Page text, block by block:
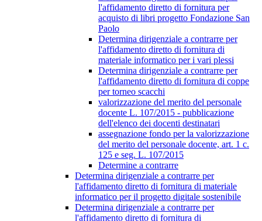
l'affidamento diretto di fornitura per
acquisto di libri progetto Fondazione San
Paolo
Determina dirigenziale a contrarre per
l'affidamento diretto di fornitura di
materiale informatico per i vari plessi
Determina dirigenziale a contrarre per
l'affidamento diretto di fornitura di coppe
per torneo scacchi
valorizzazione del merito del personale
docente L. 107/2015 - pubblicazione
dell'elenco dei docenti destinatari
assegnazione fondo per la valorizzazione
del merito del personale docente, art. 1 c.
125 e seg. L. 107/2015
Determine a contrarre
Determina dirigenziale a contrarre per
l'affidamento diretto di fornitura di materiale
informatico per il progetto digitale sostenibile
Determina dirigenziale a contrarre per
l'affidamento diretto di fornitura di